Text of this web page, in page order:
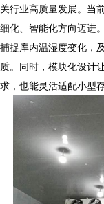
关行业高质量发展。当
细化、智能化方向迈进
捕捉库内温湿度变化，
质。同时，模块化设计
求，也能灵活适配小型